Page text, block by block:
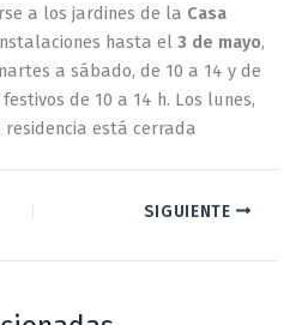
a los jardines de la Casa
hasta el 3 de mayo,
a sábado, de 10 a 14 y de
de 10 a 14 h. Los lunes,
está cerrada
SIGUIENTE